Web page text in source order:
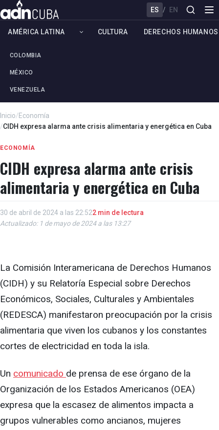
ES / EN
AMÉRICA LATINA
COLOMBIA
MÉXICO
VENEZUELA
CULTURA DERECHOS HUMANOS
Inicio/Economía
/CIDH expresa alarma ante crisis alimentaria y energética en Cuba
ECONOMÍA
CIDH expresa alarma ante crisis
alimentaria y energética en Cuba
30 de abril de 2024 a las 22:522 min de lectura
Actualizado: 1 de mayo de 2024 a las 13:27
La Comisión Interamericana de Derechos Humanos
(CIDH) y su Relatoría Especial sobre Derechos
Económicos, Sociales, Culturales y Ambientales
(REDESCA) manifestaron preocupación por la crisis
alimentaria que viven los cubanos y los constantes
cortes de electricidad en toda la isla.
Un comunicado de prensa de ese órgano de la
Organización de los Estados Americanos (OEA)
expresa que la escasez de alimentos impacta a
grupos vulnerables como ancianos, mujeres